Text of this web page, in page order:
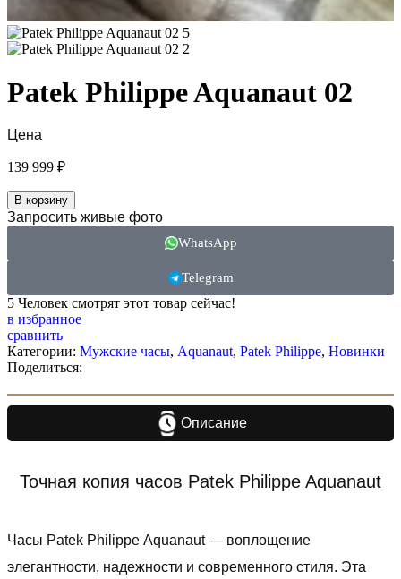
Patek Philippe Aquanaut 02
Цена
139 999 ₽
В корзину
Запросить живые фото
WhatsApp
Telegram
5 Человек смотрят этот товар сейчас!
в избранное
сравнить
Категории: Мужские часы, Aquanaut, Patek Philippe, Новинки
Поделиться:
Описание
Точная копия часов Patek Philippe Aquanaut
Часы Patek Philippe Aquanaut — воплощение
элегантности, надежности и современного стиля. Эта